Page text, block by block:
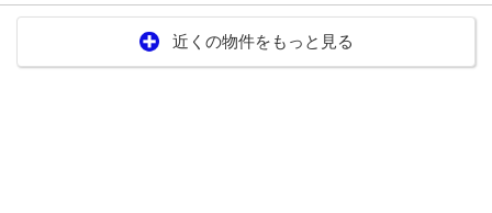
近くの物件をもっと見る